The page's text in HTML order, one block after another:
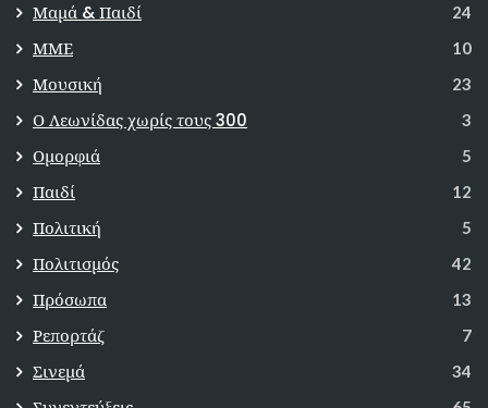
Μαμά & Παιδί 24
ΜΜΕ 10
Μουσική 23
Ο Λεωνίδας χωρίς τους 300 3
Ομορφιά 5
Παιδί 12
Πολιτική 5
Πολιτισμός 42
Πρόσωπα 13
Ρεπορτάζ 7
Σινεμά 34